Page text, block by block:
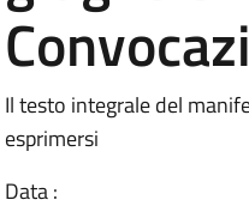
Il testo integrale del
esprimersi
Data :